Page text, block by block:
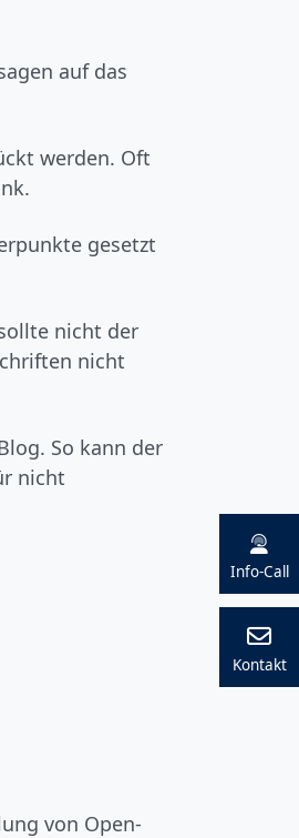
auf das
werden. Oft
gesetzt
nicht der
nicht
So kann der
nicht
von Open-
Info-Call
Kontakt